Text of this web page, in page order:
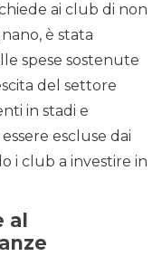
ai club di non
è stata
spese sostenute
del settore
in stadi e
escluse dai
i club a investire in
al